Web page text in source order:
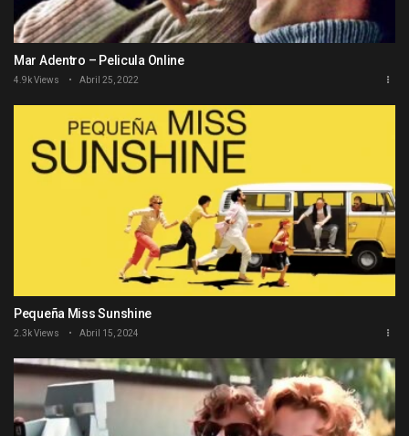
Mar Adentro – Pelicula Online
4.9k Views Abril 25, 2022
Pequeña Miss Sunshine
2.3k Views Abril 15, 2024